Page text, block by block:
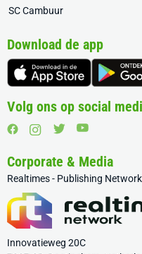
SC Cambuur
Download de app
Volg ons op social
Corporate & Media
Realtimes - Publishing Network
Innovatieweg 20C